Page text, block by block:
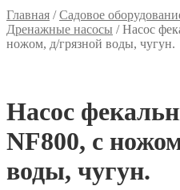
Главная /Садовое
Дренажные насосы /Насос
ножом, д/грязной воды, чугун.
Насос
NF800, с
воды, чугун.